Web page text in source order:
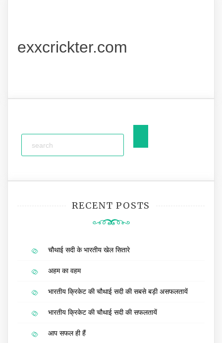
exxcrickter.com
RECENT POSTS
चौथाई सदी के भारतीय खेल सितारे
अहम का वहम
भारतीय क्रिकेट की चौथाई सदी की सबसे बड़ी असफलतायें
भारतीय क्रिकेट की चौथाई सदी की सफलतायें
आप सफल ही हैं